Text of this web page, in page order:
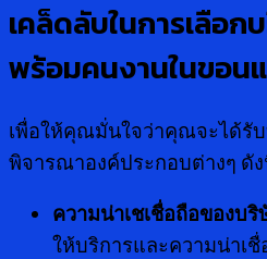
เคล็ดลับในการเลือก
พร้อมคนงานในขอน
เพื่อให้คุณมั่นใจว่าคุณจะได้รั
พิจารณาองค์ประกอบต่างๆ ดั
ความน่าเชเชื่อถือของบริ
ให้บริการและความน่าเ